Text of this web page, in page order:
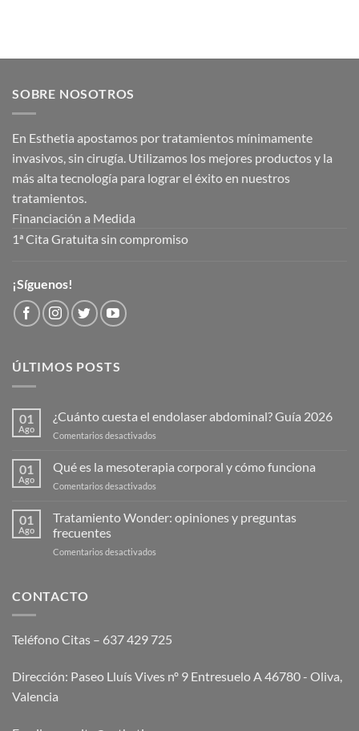
SOBRE NOSOTROS
En Esthetia apostamos por tratamientos mínimamente
invasivos, sin cirugía. Utilizamos los mejores productos y la
más alta tecnología para lograr el éxito en nuestros
tratamientos.
Financiación a Medida
1ª Cita Gratuita sin compromiso
¡Síguenos!
ÚLTIMOS POSTS
01
Ago
¿Cuánto cuesta el endolaser abdominal? Guía 2026
Comentarios desactivados
cuesta
el
Guía
01
Ago
Qué es la mesoterapia corporal y cómo funciona
Comentarios desactivados
es
la
01
Ago
Tratamiento Wonder: opiniones y preguntas
frecuentes
Comentarios desactivados
CONTACTO
Teléfono Citas – 637 429 725
Dirección: Paseo Lluís Vives nº 9 Entresuelo A 46780 - Oliva,
Valencia